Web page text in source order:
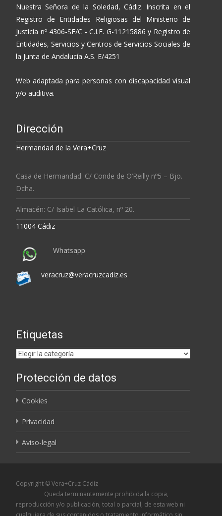
Nuestra Señora de la Soledad, Cádiz. Inscrita en el
Registro de Entidades Religiosas del Ministerio de
Justicia nº 4306-SE/C - C.I.F. G-11215886 y Registro de
Entidades, Servicios y Centros de Servicios Sociales de
la Junta de Andalucía A.S. E/4251
Web adaptada para personas con discapacidad visual
y/o auditiva.
Dirección
Hermandad de la Vera+Cruz
Casa de Hermandad: C/ Conde de O’Reilly nº5 – Bjo.
Dcha.
Almacén: C/ Isabel La Católica, nº 20.
11004 Cádiz
Whatsapp
veracruz@veracruzcadiz.es
Etiquetas
Etiquetas
Protección de datos
Cookies
Privacidad
Aviso-legal
Copyright © Vera+Cruz Cádiz
Queda terminantemente prohibida la copia,
reproducción y/o publicación, total o parcial, de esta web ni